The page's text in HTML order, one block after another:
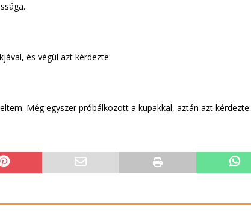
és végül azt kérdezte:
Még egyszer próbálkozott a kupakkal, aztán azt kérdezte: